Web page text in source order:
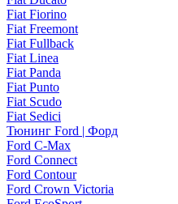
Fiat Fiorino
Fiat Freemont
Fiat Fullback
Fiat Linea
Fiat Panda
Fiat Punto
Fiat Scudo
Fiat Sedici
Тюнинг Ford | Форд
Ford C-Max
Ford Connect
Ford Contour
Ford Crown Victoria